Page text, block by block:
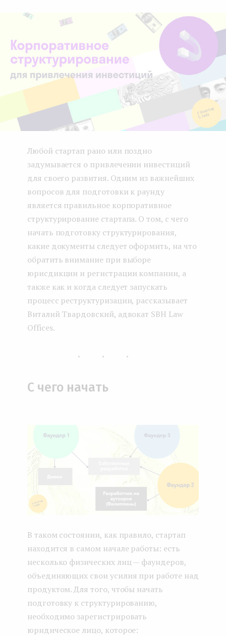
k
n
Любой стартап рано или поздно
задумывается о привлечении инвестиций
для своего развития. Одним из важнейших
вопросов для подготовки к раунду
является правильное корпоративное
структурирование стартапа. О том, с чего
начать подготовку структурирования,
какие документы следует оформить, на что
обратить внимание при выборе
юрисдикции и регистрации компании, а
также как и когда следует запускать
процесс реструктуризации, рассказывает
Виталий Твардовский, адвокат SBH Law
Offices.
...
С чего начать
В таком состоянии, как правило, стартап
находится в самом начале работы: есть
несколько физических лиц — фаундеров,
объединяющих свои усилия при работе над
продуктом. Для того, чтобы начать
подготовку к структурированию,
необходимо зарегистрировать
юридическое лицо, которое: